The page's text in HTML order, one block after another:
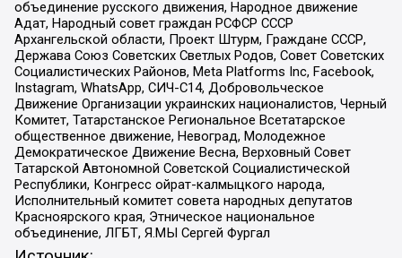
объединение русского движения, Народное движение
Адат, Народный совет граждан РСФСР СССР
Архангельской области, Проект Штурм, Граждане СССР,
Держава Союз Советских Светлых Родов, Совет Советских
Социалистических Районов, Meta Platforms Inc, Facebook,
Instagram, WhatsApp, СИЧ-С14, Добровольческое
Движение Организации украинских националистов, Черный
Комитет, Татарстанское Региональное Всетатарское
общественное движение, Невоград, Молодежное
Демократическое Движение Весна, Верховный Совет
Татарской Автономной Советской Социалистической
Республики, Конгресс ойрат-калмыцкого народа,
Исполнительный комитет совета народных депутатов
Красноярского края, Этническое национальное
объединение, ЛГБТ, Я.МЫ Сергей Фургал